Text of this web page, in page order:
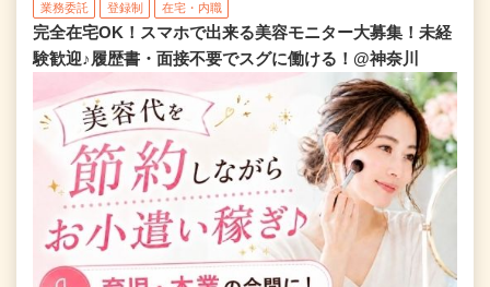
業務委託 登録制 在宅・内職
完全在宅OK！スマホで出来る美容モニター大募集！未経
験歓迎♪履歴書・面接不要でスグに働ける！@神奈川